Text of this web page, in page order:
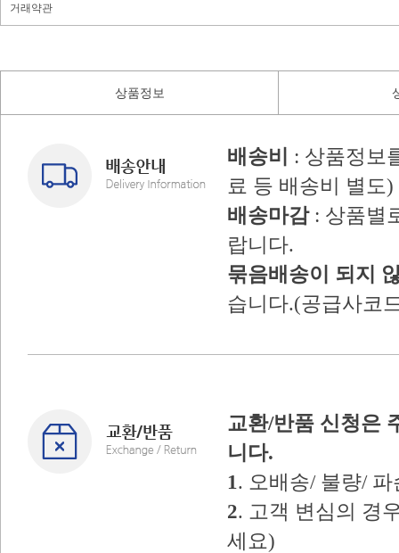
거래약관
상품정보
배송비
: 상품정보
료 등 배송비 별도)
배송마감: 상품별
랍니다.
묶음배송이 되지
습니다.(공급사코
교환/반품 신청은
니다.
1. 오배송/ 불량/
2. 고객 변심의 경
세요)